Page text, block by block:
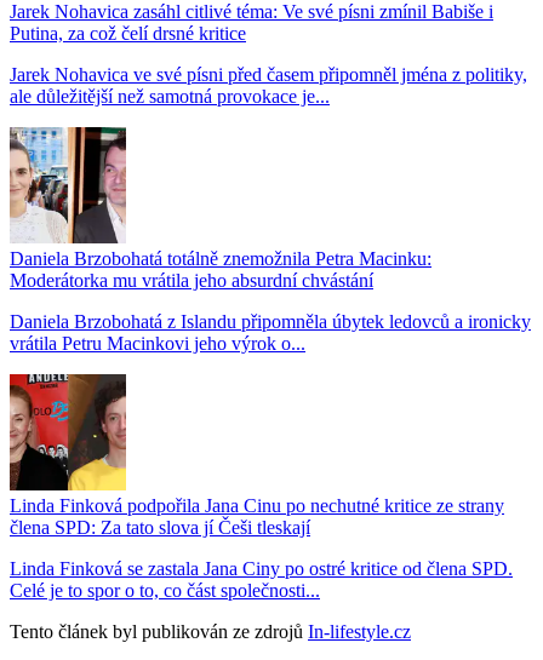
Jarek Nohavica zasáhl citlivé téma: Ve své písni zmínil Babiše i
Putina, za což čelí drsné kritice
Jarek Nohavica ve své písni před časem připomněl jména z politiky,
ale důležitější než samotná provokace je...
Daniela Brzobohatá totálně znemožnila Petra Macinku:
Moderátorka mu vrátila jeho absurdní chvástání
Daniela Brzobohatá z Islandu připomněla úbytek ledovců a ironicky
vrátila Petru Macinkovi jeho výrok o...
Linda Finková podpořila Jana Cinu po nechutné kritice ze strany
člena SPD: Za tato slova jí Češi tleskají
Linda Finková se zastala Jana Ciny po ostré kritice od člena SPD.
Celé je to spor o to, co část společnosti...
Tento článek byl publikován ze zdrojů In-lifestyle.cz